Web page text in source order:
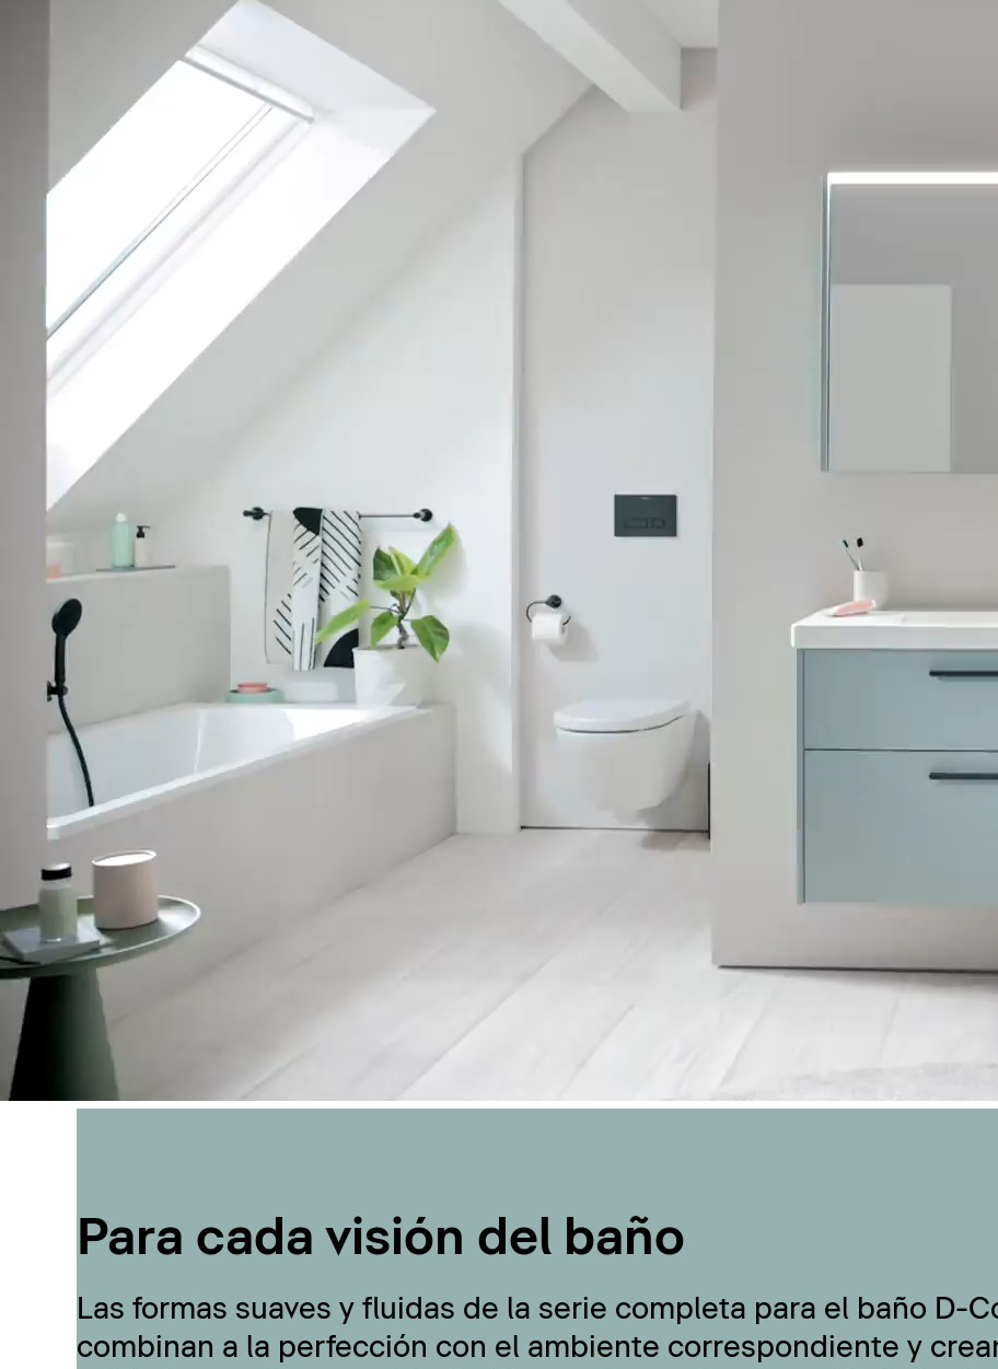
Para cada visión del baño
Las formas suaves y fluidas de la serie completa para el baño D-
combinan a la perfección con el ambiente correspondiente y